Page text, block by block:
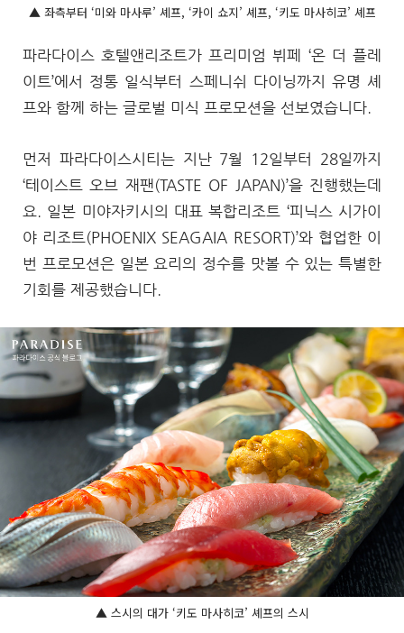
▲ 좌측부터 ‘미와 마사루’ 셰프, ‘카이 쇼지’ 셰프, ‘키도 마사히코’ 셰프
파라다이스 호텔앤리조트가 프리미엄 뷔페 ‘온 더 플레
이트’에서 정통 일식부터 스페니쉬 다이닝까지 유명 셰
프와 함께 하는 글로벌 미식 프로모션을 선보였습니다.
먼저 파라다이스시티는 지난 7월 12일부터 28일까지
‘테이스트 오브 재팬(TASTE OF JAPAN)’을 진행했는데
요. 일본 미야자키시의 대표 복합리조트 ‘피닉스 시가이
야 리조트(PHOENIX SEAGAIA RESORT)’와 협업한 이
번 프로모션은 일본 요리의 정수를 맛볼 수 있는 특별한
기회를 제공했습니다.
▲ 스시의 대가 ‘키도 마사히코’ 셰프의 스시